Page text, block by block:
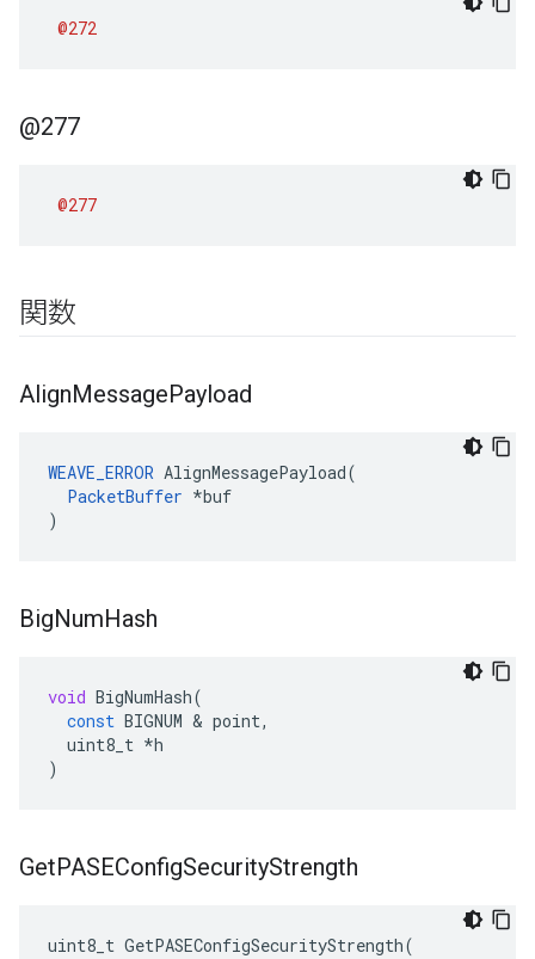
@272
@277
@277
関数
AlignMessagePayload
WEAVE_ERROR AlignMessagePayload(
PacketBuffer *buf
)
BigNumHash
void BigNumHash(
const BIGNUM & point,
uint8_t *h
)
GetPASEConfigSecurityStrength
uint8_t GetPASEConfigSecurityStrength(